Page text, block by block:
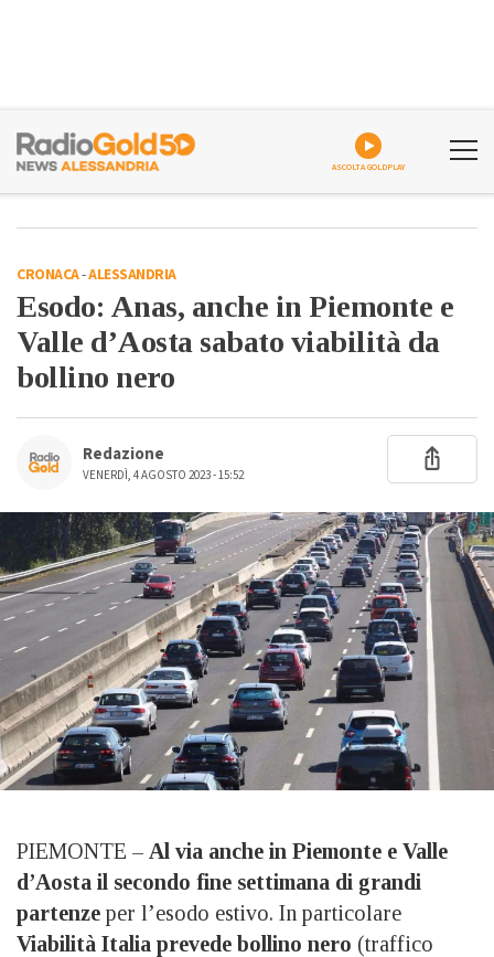
ASCOLTA GOLDPLAY
CRONACA-ALESSANDRIA
Esodo: Anas, anche in Piemonte e
Valle d’Aosta sabato viabilità da
bollino nero
Redazione
VENERDÌ, 4 AGOSTO 2023 - 15:52
PIEMONTE – Al via anche in Piemonte e Valle
d’Aosta il secondo fine settimana di grandi
partenze per l’esodo estivo. In particolare
Viabilità Italia prevede bollino nero (traffico